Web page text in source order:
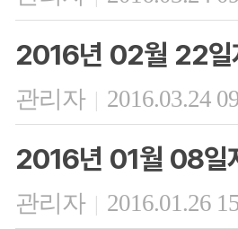
2016년 02월 22일
관리자 | 2016.03.24
2016년 01월 08일
관리자 | 2016.01.26